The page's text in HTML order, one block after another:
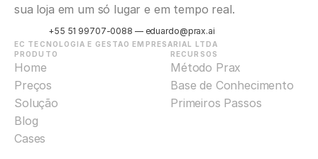
sua loja em um só lugar e em tempo real.
+55 51 99707-0088 — eduardo@prax.ai
EC TECNOLOGIA E GESTAO EMPRESARIAL LTDA
PRODUTO
Home
Preços
Solução
Blog
Cases
RECURSOS
Método Prax
Base de Conhecimento
Primeiros Passos